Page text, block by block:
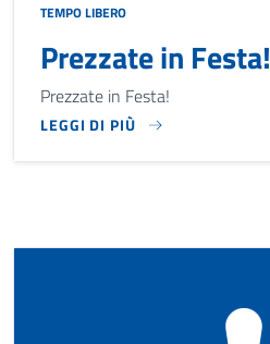
TEMPO LIBERO
Prezzate in Festa!
Prezzate in Festa!
LEGGI DI PIÙ
PREZZATE IN FESTA!